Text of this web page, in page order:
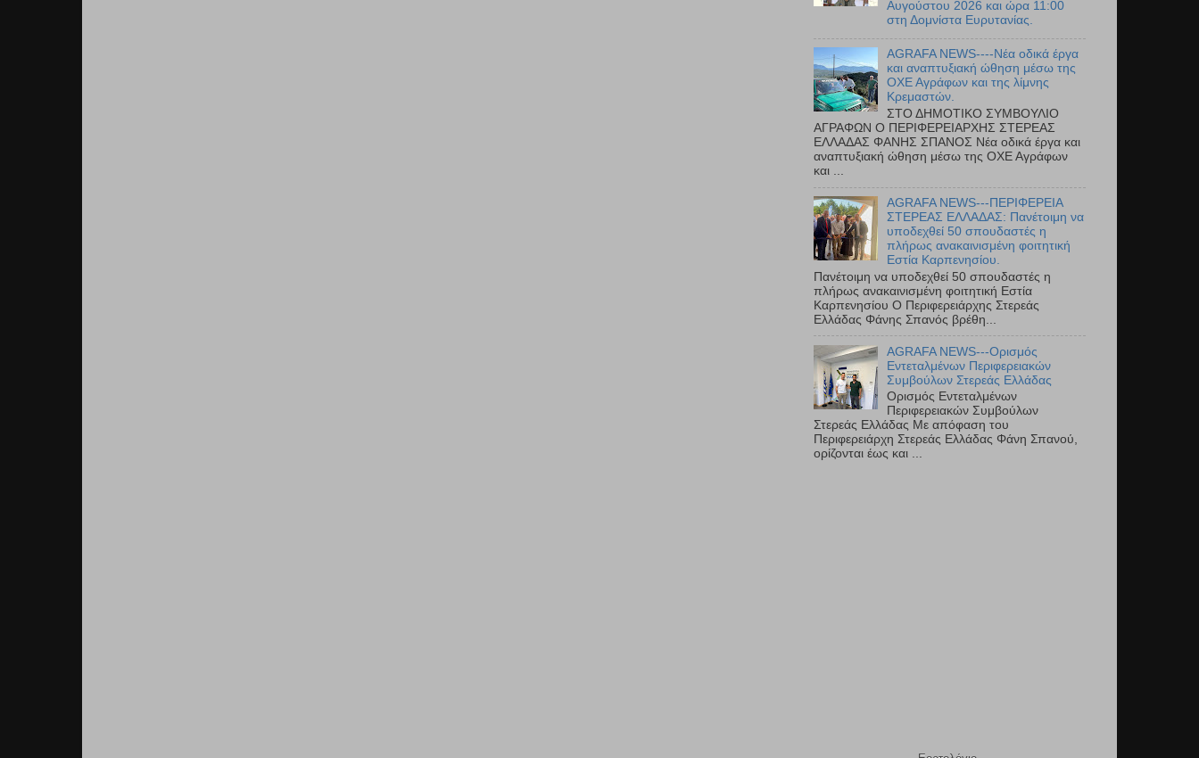
Αυγούστου 2026 και ώρα 11:00
στη Δομνίστα Ευρυτανίας.
AGRAFA NEWS----Νέα οδικά έργα
και αναπτυξιακή ώθηση μέσω της
ΟΧΕ Αγράφων και της λίμνης
Κρεμαστών.
ΣΤΟ ΔΗΜΟΤΙΚΟ ΣΥΜΒΟΥΛΙΟ
ΑΓΡΑΦΩΝ Ο ΠΕΡΙΦΕΡΕΙΑΡΧΗΣ ΣΤΕΡΕΑΣ
ΕΛΛΑΔΑΣ ΦΑΝΗΣ ΣΠΑΝΟΣ Νέα οδικά έργα και
αναπτυξιακή ώθηση μέσω της ΟΧΕ Αγράφων
και ...
AGRAFA NEWS---ΠΕΡΙΦΕΡΕΙΑ
ΣΤΕΡΕΑΣ ΕΛΛΑΔΑΣ: Πανέτοιμη να
υποδεχθεί 50 σπουδαστές η
πλήρως ανακαινισμένη φοιτητική
Εστία Καρπενησίου.
Πανέτοιμη να υποδεχθεί 50 σπουδαστές η
πλήρως ανακαινισμένη φοιτητική Εστία
Καρπενησίου Ο Περιφερειάρχης Στερεάς
Ελλάδας Φάνης Σπανός βρέθη...
AGRAFA NEWS---Ορισμός
Εντεταλμένων Περιφερειακών
Συμβούλων Στερεάς Ελλάδας
Ορισμός Εντεταλμένων
Περιφερειακών Συμβούλων
Στερεάς Ελλάδας Με απόφαση του
Περιφερειάρχη Στερεάς Ελλάδας Φάνη Σπανού,
ορίζονται έως και ...